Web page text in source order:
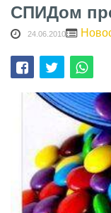
СПИДом
24.06.2010